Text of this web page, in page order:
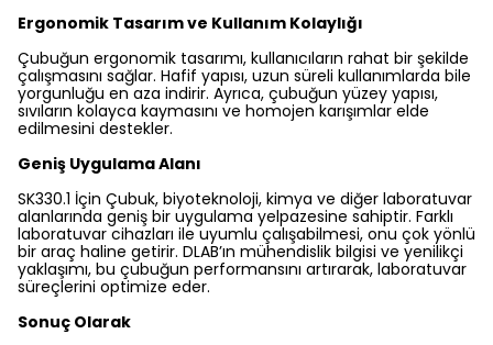
Ergonomik Tasarım ve Kullanım Kolaylığı
Çubuğun ergonomik tasarımı, kullanıcıların rahat bir şekilde
çalışmasını sağlar. Hafif yapısı, uzun süreli kullanımlarda bile
yorgunluğu en aza indirir. Ayrıca, çubuğun yüzey yapısı,
sıvıların kolayca kaymasını ve homojen karışımlar elde
edilmesini destekler.
Geniş Uygulama Alanı
SK330.1 İçin Çubuk, biyoteknoloji, kimya ve diğer laboratuvar
alanlarında geniş bir uygulama yelpazesine sahiptir. Farklı
laboratuvar cihazları ile uyumlu çalışabilmesi, onu çok yönlü
bir araç haline getirir. DLAB’ın mühendislik bilgisi ve yenilikçi
yaklaşımı, bu çubuğun performansını artırarak, laboratuvar
süreçlerini optimize eder.
Sonuç Olarak